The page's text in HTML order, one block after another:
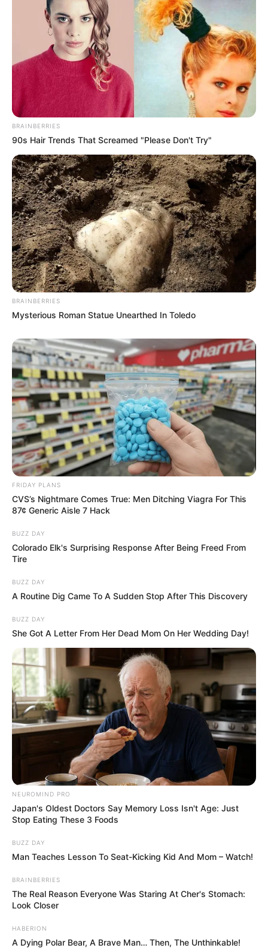
BRAINBERRIES
90s Hair Trends That Screamed "Please Don't Try"
BRAINBERRIES
Mysterious Roman Statue Unearthed In Toledo
FRIDAY PLANS
CVS’s Nightmare Comes True: Men Ditching Viagra For This
87¢ Generic Aisle 7 Hack
BUZZ DAY
Colorado Elk's Surprising Response After Being Freed From
Tire
BUZZ DAY
A Routine Dig Came To A Sudden Stop After This Discovery
BUZZ DAY
She Got A Letter From Her Dead Mom On Her Wedding Day!
NEUROMIND PRO
Japan's Oldest Doctors Say Memory Loss Isn't Age: Just
Stop Eating These 3 Foods
BUZZ DAY
Man Teaches Lesson To Seat-Kicking Kid And Mom – Watch!
BRAINBERRIES
The Real Reason Everyone Was Staring At Cher's Stomach:
Look Closer
HABERION
A Dying Polar Bear, A Brave Man… Then, The Unthinkable!